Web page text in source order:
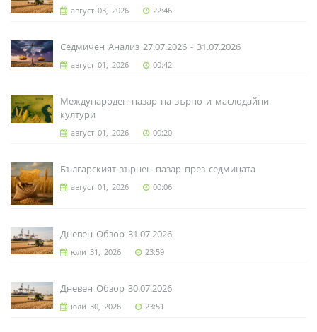
август 03, 2026 22:46
Седмичен Анализ 27.07.2026 - 31.07.2026
август 01, 2026 00:42
Международен пазар на зърно и маслодайни
култури
август 01, 2026 00:20
Българският зърнен пазар през седмицата
август 01, 2026 00:06
Дневен Обзор 31.07.2026
юли 31, 2026 23:59
Дневен Обзор 30.07.2026
юли 30, 2026 23:51